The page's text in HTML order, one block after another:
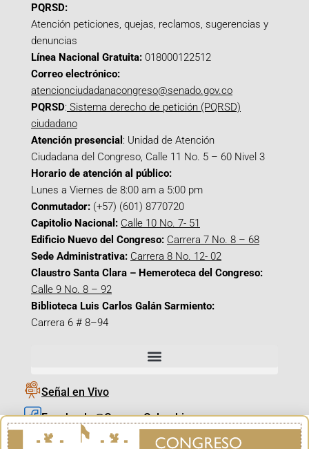
PQRSD:
Atención peticiones, quejas, reclamos, sugerencias y
denuncias
Línea Nacional Gratuita: 018000122512
Correo electrónico:
atencionciudadanacongreso@senado.gov.co
PQRSD: Sistema derecho de petición (PQRSD)
ciudadano
Atención presencial : Unidad de Atención
Ciudadana del Congreso, Calle 11 No. 5 – 60 Nivel 3
Horario de atención al público:
Lunes a Viernes de 8:00 am a 5:00 pm
Conmutador: (+57) (601) 8770720
Capitolio Nacional: Calle 10 No. 7- 51
Edificio Nuevo del Congreso: Carrera 7 No. 8 – 68
Sede Administrativa: Carrera 8 No. 12- 02
Claustro Santa Clara – Hemeroteca del Congreso:
Calle 9 No. 8 – 92
Biblioteca Luis Carlos Galán Sarmiento:
Carrera 6 # 8–94
Señal en Vivo
Facebook_@CamaraColombia
Instagram_@CamaraColombia